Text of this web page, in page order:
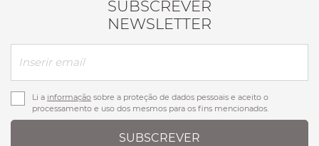
SUBSCREVER
NEWSLETTER
Li a informação sobre a proteção de dados pessoais e aceito o
processamento e uso dos mesmos para os fins mencionados.
SUBSCREVER